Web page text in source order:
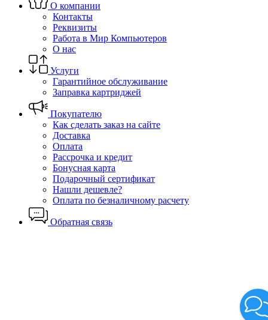
О компании
Контакты
Реквизиты
Работа в Мир Компьютеров
О нас
Услуги
Гарантийное обслуживание
Заправка картриджей
Покупателю
Как сделать заказ на сайте
Доставка
Оплата
Рассрочка и кредит
Бонусная карта
Подарочный сертификат
Нашли дешевле?
Оплата по безналичному расчету
Обратная связь